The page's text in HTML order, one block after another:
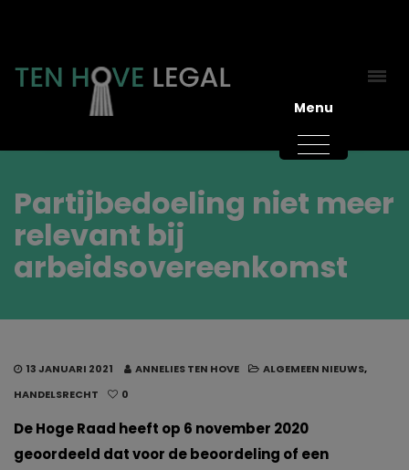
Partijbedoeling niet meer
relevant bij
arbeidsovereenkomst
13 JANUARI 2021 ANNELIES TEN HOVE ALGEMEEN NIEUWS,
HANDELSRECHT
0
De Hoge Raad heeft op 6 november 2020
geoordeeld dat voor de beoordeling of een
Menu